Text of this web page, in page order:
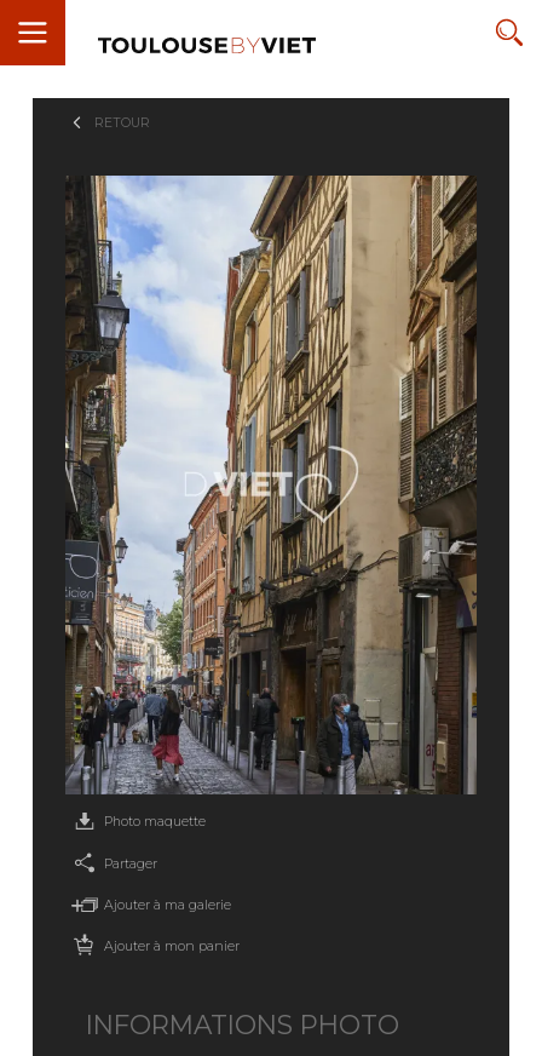
RETOUR
Photo maquette
Partager
Ajouter à ma galerie
Ajouter à mon panier
INFORMATIONS PHOTO